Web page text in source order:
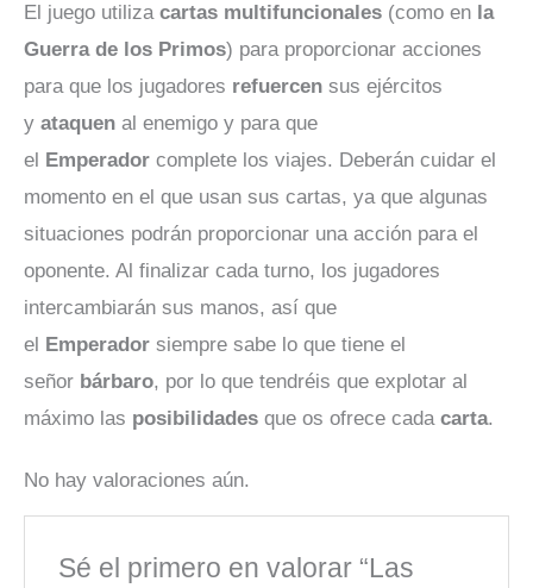
El juego utiliza cartas multifuncionales (como en la
Guerra de los Primos) para proporcionar acciones
para que los jugadores refuercen sus ejércitos
y ataquen al enemigo y para que
el
Emperador complete los viajes. Deberán cuidar el
momento en el que usan sus cartas, ya que algunas
situaciones podrán proporcionar una acción para el
oponente. Al finalizar cada turno, los jugadores
intercambiarán sus manos, así que
el
Emperador siempre sabe lo que tiene el
señor bárbaro, por lo que tendréis que explotar al
máximo las posibilidades que os ofrece cada carta.
No hay valoraciones aún.
Sé el primero en valorar “Las